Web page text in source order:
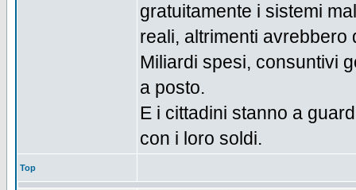
gratuitamente i sistemi
reali, altrimenti avrebbero
Miliardi spesi, consuntivi
a posto.
E i cittadini stanno a
con i loro soldi.
Top